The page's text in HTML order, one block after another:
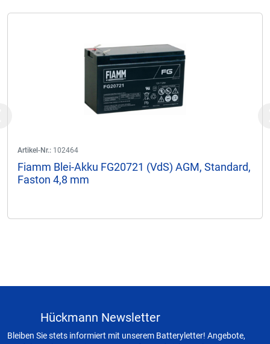
Artikel-Nr.: 102464
Fiamm Blei-Akku FG20721 (VdS) AGM, Standard,
Faston 4,8 mm
Hückmann Newsletter
Bleiben Sie stets informiert mit unserem Batteryletter! Angebote,